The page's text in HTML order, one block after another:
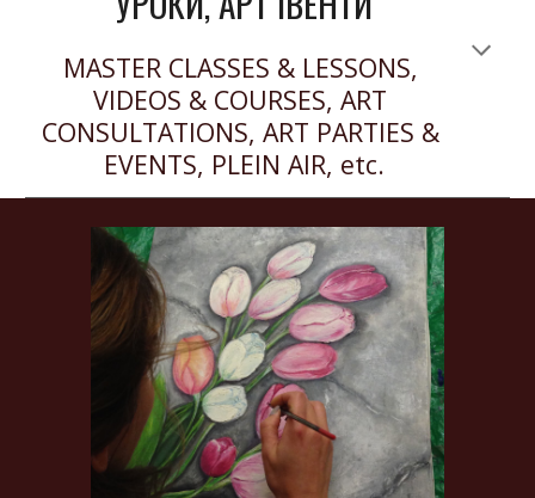
MASTER CLASSES & LESSONS,
VIDEOS & COURSES, ART
CONSULTATIONS, ART PARTIES &
EVENTS, PLEIN AIR, etc.